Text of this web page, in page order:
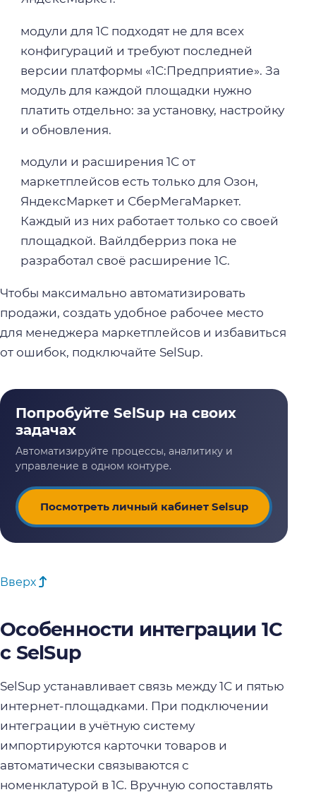
модули для 1С подходят не для всех
конфигураций и требуют последней
версии платформы «1С:Предприятие». За
модуль для каждой площадки нужно
платить отдельно: за установку, настройку
и обновления.
модули и расширения 1С от
маркетплейсов есть только для Озон,
ЯндексМаркет и СберМегаМаркет.
Каждый из них работает только со своей
площадкой. Вайлдберриз пока не
разработал своё расширение 1С.
Чтобы максимально автоматизировать
продажи, создать удобное рабочее место
для менеджера маркетплейсов и избавиться
от ошибок, подключайте SelSup.
Посмотреть личный кабинет Selsup
Вверх
Особенности интеграции 1С
с SelSup
SelSup устанавливает связь между 1С и пятью
интернет-площадками. При подключении
интеграции в учётную систему
импортируются карточки товаров и
автоматически связываются с
нoменклатурoй в 1С. Вручную сопоставлять